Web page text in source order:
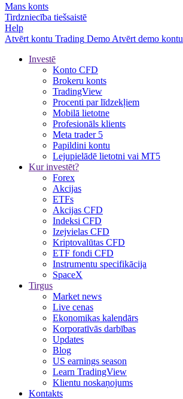
Mans konts
Tirdzniecība tiešsaistē
Help
Atvērt kontu Trading Demo Atvērt demo kontu
Investē
Konto CFD
Brokeru konts
TradingView
Procenti par līdzekļiem
Mobilā lietotne
Profesionāls klients
Meta trader 5
Papildini kontu
Lejupielādē lietotni vai MT5
Kur investēt?
Forex
Akcijas
ETFs
Akcijas CFD
Indeksi CFD
Izejvielas CFD
Kriptovalūtas CFD
ETF fondi CFD
Instrumentu specifikācija
SpaceX
Tirgus
Market news
Live cenas
Ekonomikas kalendārs
Korporatīvās darbības
Updates
Blog
US earnings season
Learn TradingView
Klientu noskaņojums
Kontakts